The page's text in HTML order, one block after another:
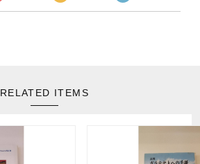
RELATED ITEMS